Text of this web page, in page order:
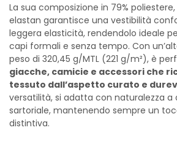
La sua composizione in 79% poliestere,
elastan garantisce una vestibilità
leggera elasticità, rendendolo ideale
capi formali e senza tempo. Con
peso di 320,45 g/MTL (221 g/m²), è
giacche, camicie e accessori che
tessuto dall’aspetto curato e
versatilità, si adatta con naturalezza a
sartoriale, mantenendo sempre un
distintiva.